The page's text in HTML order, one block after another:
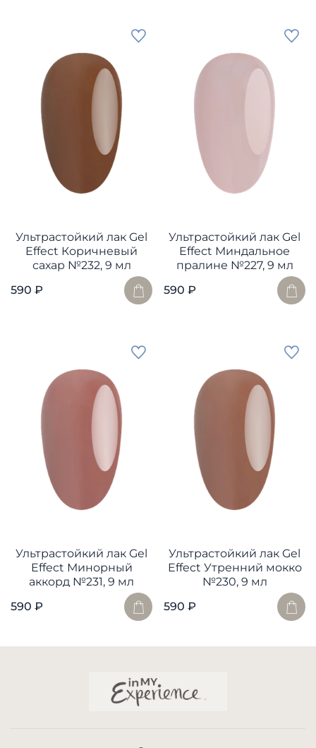
Ультрастойкий лак Gel
Effect Коричневый
сахар №232, 9 мл
590 ₽
Ультрастойкий лак Gel
Effect Миндальное
пралине №227, 9 мл
590 ₽
Ультрастойкий лак Gel
Effect Минорный
аккорд №231, 9 мл
590 ₽
Ультрастойкий лак Gel
Effect Утренний мокко
№230, 9 мл
590 ₽